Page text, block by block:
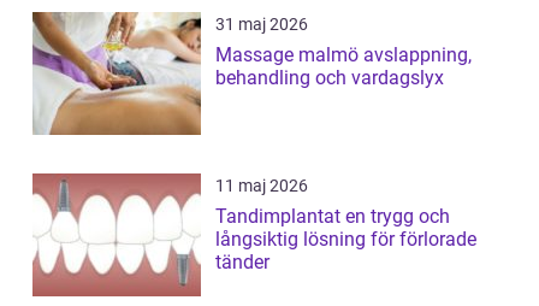
31 maj 2026
Massage malmö avslappning,
behandling och vardagslyx
11 maj 2026
Tandimplantat en trygg och
långsiktig lösning för förlorade
tänder